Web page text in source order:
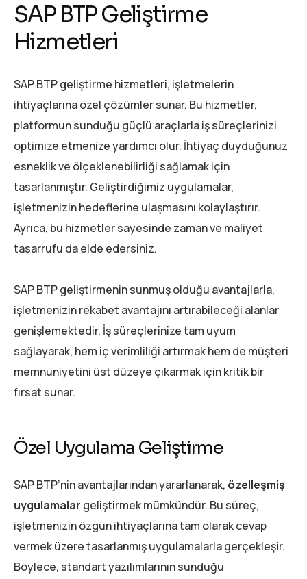
SAP BTP Geliştirme
Hizmetleri
SAP BTP geliştirme hizmetleri, işletmelerin
ihtiyaçlarına özel çözümler sunar. Bu hizmetler,
platformun sunduğu güçlü araçlarla iş süreçlerinizi
optimize etmenize yardımcı olur. İhtiyaç duyduğunuz
esneklik ve ölçeklenebilirliği sağlamak için
tasarlanmıştır. Geliştirdiğimiz uygulamalar,
işletmenizin hedeflerine ulaşmasını kolaylaştırır.
Ayrıca, bu hizmetler sayesinde zaman ve maliyet
tasarrufu da elde edersiniz.
SAP BTP geliştirmenin sunmuş olduğu avantajlarla,
işletmenizin rekabet avantajını artırabileceği alanlar
genişlemektedir. İş süreçlerinize tam uyum
sağlayarak, hem iç verimliliği artırmak hem de müşteri
memnuniyetini üst düzeye çıkarmak için kritik bir
fırsat sunar.
Özel Uygulama Geliştirme
SAP BTP’nin avantajlarından yararlanarak, özelleşmiş
uygulamalar geliştirmek mümkündür. Bu süreç,
işletmenizin özgün ihtiyaçlarına tam olarak cevap
vermek üzere tasarlanmış uygulamalarla gerçekleşir.
Böylece, standart yazılımlarının sunduğu